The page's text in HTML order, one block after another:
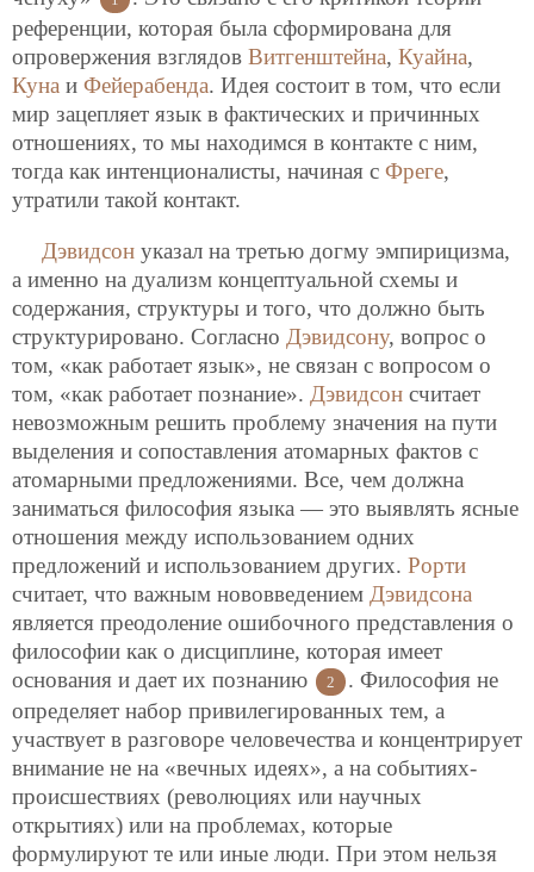
референции, которая была сформирована для
опровержения взглядов Витгенштейна, Куайна,
Куна и Фейерабенда. Идея состоит в том, что если
мир зацепляет язык в фактических и причинных
отношениях, то мы находимся в контакте с ним,
тогда как интенционалисты, начиная с Фреге,
утратили такой контакт.
Дэвидсон указал на третью догму эмпирицизма,
а именно на дуализм концептуальной схемы и
содержания, структуры и того, что должно быть
структурировано. Согласно Дэвидсону, вопрос о
том, «как работает язык», не связан с вопросом о
том, «как работает познание». Дэвидсон считает
невозможным решить проблему значения на пути
выделения и сопоставления атомарных фактов с
атомарными предложениями. Все, чем должна
заниматься философия языка — это выявлять ясные
отношения между использованием одних
предложений и использованием других. Рорти
считает, что важным нововведением Дэвидсона
является преодоление ошибочного представления о
философии как о дисциплине, которая имеет
основания и дает их познанию
2
. Философия не
определяет набор привилегированных тем, а
участвует в разговоре человечества и концентрирует
внимание не на «вечных идеях», а на событиях-
происшествиях (революциях или научных
открытиях) или на проблемах, которые
формулируют те или иные люди. При этом нельзя